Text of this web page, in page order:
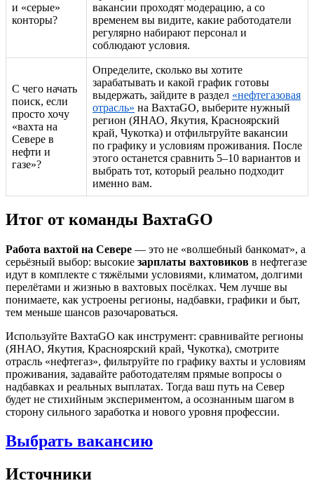
и «серые»
конторы?
вакансии проходят модерацию, а со
временем вы видите, какие работодатели
регулярно набирают персонал и
соблюдают условия.
С чего начать
поиск, если
просто хочу
«вахта на
Севере в
нефти и
газе»?
Определите, сколько вы хотите
зарабатывать и какой график готовы
выдержать, зайдите в раздел «нефтегазовая
отрасль» на ВахтаGO, выберите нужный
регион (ЯНАО, Якутия, Красноярский
край, Чукотка) и отфильтруйте вакансии
по графику и условиям проживания. После
этого останется сравнить 5–10 вариантов и
выбрать тот, который реально подходит
именно вам.
Итог от команды ВахтаGO
Работа вахтой на Севере — это не «волшебный банкомат», а
серьёзный выбор: высокие зарплаты вахтовиков в нефтегазе
идут в комплекте с тяжёлыми условиями, климатом, долгими
перелётами и жизнью в вахтовых посёлках. Чем лучше вы
понимаете, как устроены регионы, надбавки, графики и быт,
тем меньше шансов разочароваться.
Используйте ВахтаGO как инструмент: сравнивайте регионы
(ЯНАО, Якутия, Красноярский край, Чукотка), смотрите
отрасль «нефтегаз», фильтруйте по графику вахты и условиям
проживания, задавайте работодателям прямые вопросы о
надбавках и реальных выплатах. Тогда ваш путь на Север
будет не стихийным экспериментом, а осознанным шагом в
сторону сильного заработка и нового уровня профессии.
Выбрать вакансию
Источники